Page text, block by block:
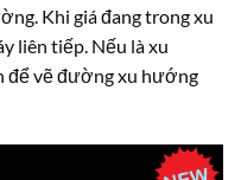
Khi giá đang trong xu
liên tiếp. Nếu là xu
để vẽ đường xu hướng